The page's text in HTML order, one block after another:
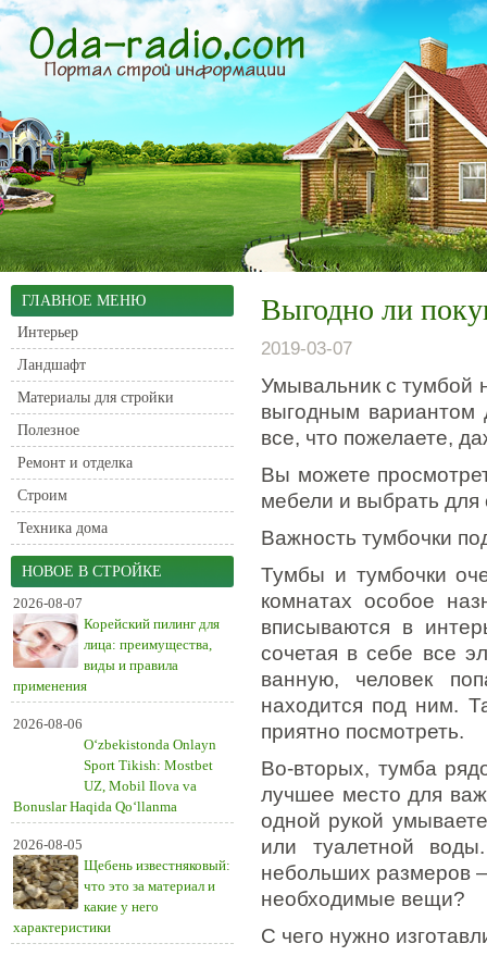
ГЛАВНОЕ МЕНЮ
Интерьер
Ландшафт
Материалы для стройки
Полезное
Ремонт и отделка
Строим
Техника дома
НОВОЕ В СТРОЙКЕ
2026-08-07
Корейский пилинг для
лица: преимущества,
виды и правила
применения
2026-08-06
O‘zbekistonda Onlayn
Sport Tikish: Mostbet
UZ, Mobil Ilova va
Bonuslar Haqida Qo‘llanma
2026-08-05
Щебень известняковый:
что это за материал и
какие у него
характеристики
Выгодно ли
2019-03-07
Умывальник с тумбой
выгодным вариантом
все, что пожелаете,
Вы можете
мебели и выбрать
Важность тумбочки
Тумбы и тумбочки
комнатах особое
вписываются в
сочетая в себе все
ванную, человек
находится под ним.
приятно посмотреть.
Во-вторых, тумба
лучшее место для
одной рукой
или туалетной
небольших размеров
необходимые вещи?
С чего нужно